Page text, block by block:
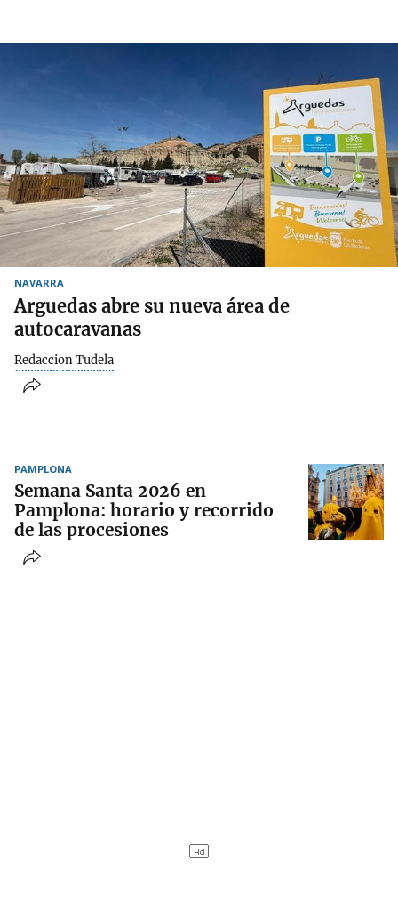
NAVARRA
Arguedas abre su nueva área de
autocaravanas
Redaccion Tudela
PAMPLONA
Semana Santa 2026 en
Pamplona: horario y recorrido
de las procesiones